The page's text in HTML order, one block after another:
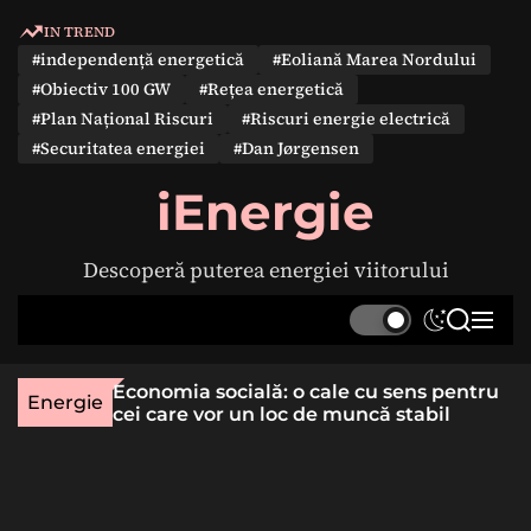
IN TREND
#independență energetică
#Eoliană Marea Nordului
#Obiectiv 100 GW
#Rețea energetică
#Plan Național Riscuri
#Riscuri energie electrică
#Securitatea energiei
#Dan Jørgensen
iEnergie
Descoperă puterea energiei viitorului
S
t
c
S
r
M
u
Energie
rară
Economia socială: o cale cu sens pentru
cei care vor un loc de muncă stabil